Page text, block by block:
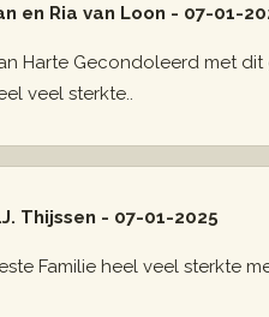
en Ria van Loon - 07-01-
Harte Gecondoleerd met
veel sterkte..
Thijssen - 07-01-2025
Familie heel veel sterkte